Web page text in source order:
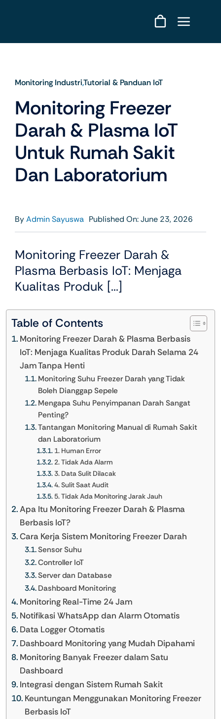
Monitoring Industri,Tutorial & Panduan IoT
Monitoring Freezer
Darah & Plasma IoT
Untuk Rumah Sakit
Dan Laboratorium
ByAdmin Sayuswa Published On: June 23, 2026
Monitoring Freezer Darah &
Plasma Berbasis IoT: Menjaga
Kualitas Produk [...]
Table of Contents
Monitoring Freezer Darah & Plasma Berbasis
IoT: Menjaga Kualitas Produk Darah Selama 24
Jam Tanpa Henti
Monitoring Suhu Freezer Darah yang Tidak
Boleh Dianggap Sepele
Mengapa Suhu Penyimpanan Darah Sangat
Penting?
Tantangan Monitoring Manual di Rumah Sakit
dan Laboratorium
1. Human Error
2. Tidak Ada Alarm
3. Data Sulit Dilacak
4. Sulit Saat Audit
5. Tidak Ada Monitoring Jarak Jauh
Apa Itu Monitoring Freezer Darah & Plasma
Berbasis IoT?
Cara Kerja Sistem Monitoring Freezer Darah
Sensor Suhu
Controller IoT
Server dan Database
Dashboard Monitoring
Monitoring Real-Time 24 Jam
Notifikasi WhatsApp dan Alarm Otomatis
Data Logger Otomatis
Dashboard Monitoring yang Mudah Dipahami
Monitoring Banyak Freezer dalam Satu
Dashboard
Integrasi dengan Sistem Rumah Sakit
Keuntungan Menggunakan Monitoring Freezer
Berbasis IoT